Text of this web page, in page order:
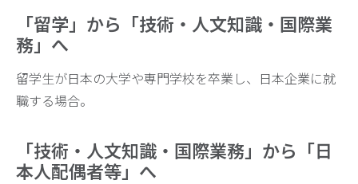
「留学」から「技術・人文知識・国際業
務」へ
留学生が日本の大学や専門学校を卒業し、日本企業に就
職する場合。
「技術・人文知識・国際業務」から「日
本人配偶者等」へ